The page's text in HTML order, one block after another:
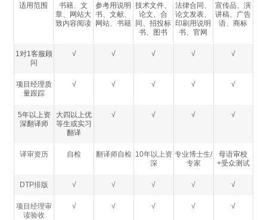
适用范围
书籍、文
章、网站大
致内容阅读
参考用说明
书、文献、
网站、书籍
技术文件、
论文、合
同、招投标
书、图书
法律合同、
论文发表、
印刷用说明
书、官网
宣传品、演
讲稿、广告
语、商标
1对1客服顾
问
√ √ √ √ √
项目经理质
量跟踪
√ √ √ √ √
5年以上资
深翻译师
大四以上优
等生或实习
翻译
√ √ √ √
译审资历 自检 翻译师自检 10年以上资
深
专业博士生/
专家
母语审校
+受众测试
DTP排版 √ √ √ √ √
项目经理审
读验收
√ √ √ √ √